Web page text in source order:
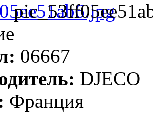
06667
DJECO
Франция